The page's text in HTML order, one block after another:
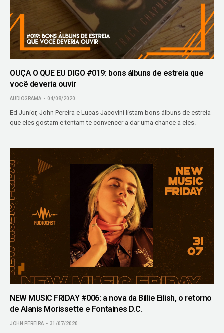
OUÇA O QUE EU DIGO #019: bons álbuns de estreia que
você deveria ouvir
AUDIOGRAMA 04/08/2020
Ed Junior, John Pereira e Lucas Jacovini listam bons álbuns de estreia
que eles gostam e tentam te convencer a dar uma chance a eles.
NEW MUSIC FRIDAY #006: a nova da Billie Eilish, o retorno
de Alanis Morissette e Fontaines D.C.
JOHN PEREIRA 31/07/2020